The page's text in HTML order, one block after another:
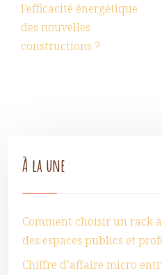
l’efficacité énergétique
des nouvelles
constructions ?
À la une
Comment choisir un rack
des espaces publics et
Chiffre d’affaire micro